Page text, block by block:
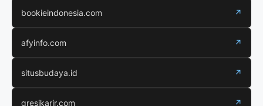
bookieindonesia.com ↗
afyinfo.com ↗
situsbudaya.id ↗
gresikarir.com ↗